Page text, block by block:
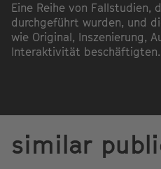
Eine Reihe von Fallstudien,
durchgeführt wurden, und
wie Original, Inszenierung,
Interaktivität beschäftigten.
similar